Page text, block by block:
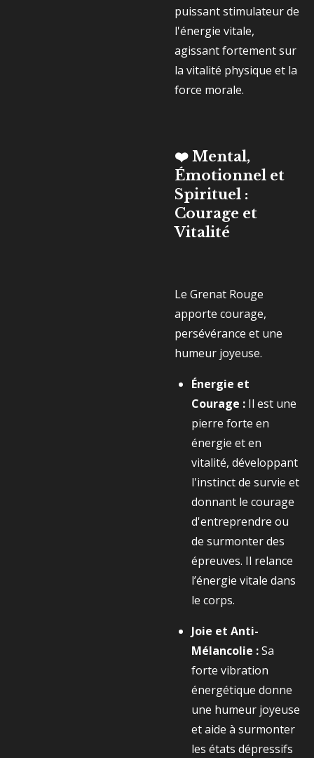
puissant stimulateur de
l'énergie vitale,
agissant fortement sur
la vitalité physique et la
force morale.
❤️ Mental,
Émotionnel et
Spirituel :
Courage et
Vitalité
Le Grenat Rouge
apporte courage,
persévérance et une
humeur joyeuse.
Énergie et
Courage : Il est une
pierre forte en
énergie et en
vitalité, développant
l'instinct de survie et
donnant le courage
d'entreprendre ou
de surmonter des
épreuves. Il relance
l’énergie vitale dans
le corps.
Joie et Anti-
Mélancolie :Sa
forte vibration
énergétique donne
une humeur joyeuse
et aide à surmonter
les états dépressifs